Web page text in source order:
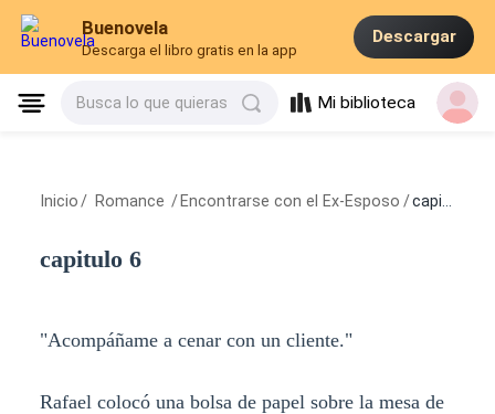
Buenovela
Descarga el libro gratis en la app
Descargar
Busca lo que quieras Mi biblioteca
Inicio / Romance / Encontrarse con el Ex-Esposo /capitulo 6
capitulo 6
"Acompáñame a cenar con un cliente."
Rafael colocó una bolsa de papel sobre la mesa de